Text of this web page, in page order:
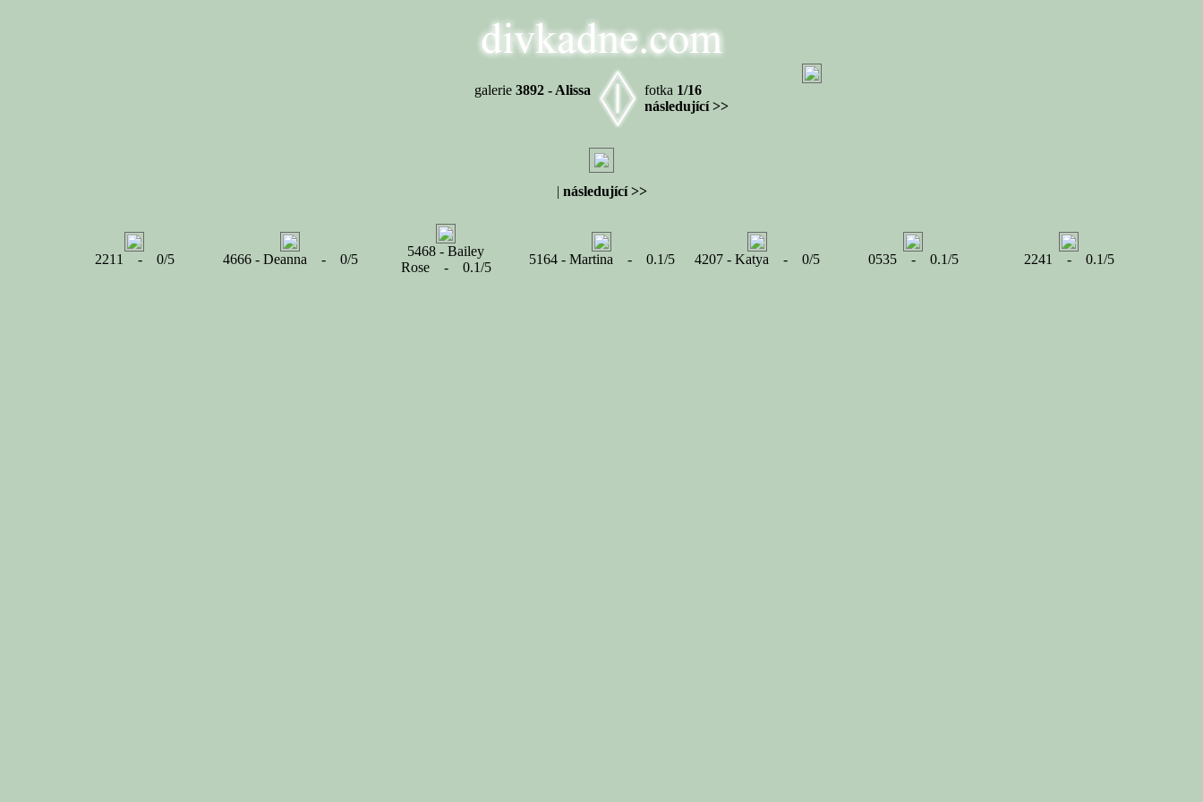
galerie 3892 - Alissa fotka 1/16
následující >>
| následující >>
2211 - 0/5 4666 - Deanna - 0/5
5468 - Bailey
Rose - 0.1/5
5164 - Martina - 0.1/5 4207 - Katya - 0/5 0535 - 0.1/5 2241 - 0.1/5